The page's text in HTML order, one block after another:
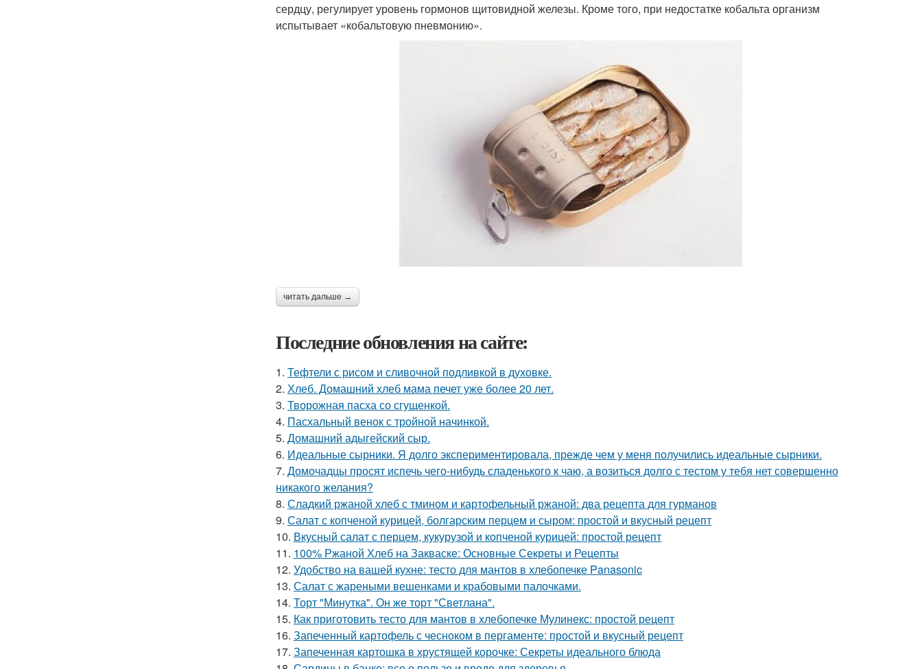
сердцу, регулирует уровень гормонов щитовидной железы. Кроме того, при недостатке кобальта организм
испытывает «кобальтовую пневмонию».
читать дальше →
Последние обновления на сайте:
1. Тефтели с рисом и сливочной подливкой в духовке.
2. Хлеб. Домашний хлеб мама печет уже более 20 лет.
3. Творожная пасха со сгущенкой.
4. Пасхальный венок с тройной начинкой.
5. Домашний адыгейский сыр.
6. Идеальные сырники. Я долго экспериментировала, прежде чем у меня получились идеальные сырники.
7. Домочадцы просят испечь чего-нибудь сладенького к чаю, а возиться долго с тестом у тебя нет совершенно
никакого желания?
8. Сладкий ржаной хлеб с тмином и картофельный ржаной: два рецепта для гурманов
9. Салат с копченой курицей, болгарским перцем и сыром: простой и вкусный рецепт
10. Вкусный салат с перцем, кукурузой и копченой курицей: простой рецепт
11. 100% Ржаной Хлеб на Закваске: Основные Секреты и Рецепты
12. Удобство на вашей кухне: тесто для мантов в хлебопечке Panasonic
13. Салат с жареными вешенками и крабовыми палочками.
14. Торт "Минутка". Он же торт "Светлана".
15. Как приготовить тесто для мантов в хлебопечке Мулинекс: простой рецепт
16. Запеченный картофель с чесноком в пергаменте: простой и вкусный рецепт
17. Запеченная картошка в хрустящей корочке: Секреты идеального блюда